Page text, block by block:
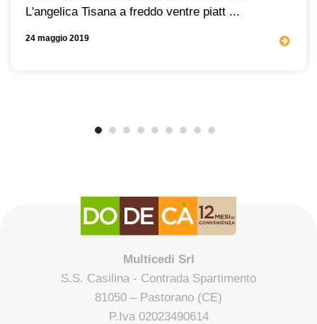
L'angelica Tisana a freddo ventre piatt ...
24 maggio 2019
Multicedi Srl
S.S. Casilina - Contrada Spartimento
81050 – Pastorano (CE)
P.Iva 02023490614